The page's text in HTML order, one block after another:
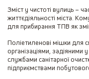
Зміст у чистоті вулиць –
життєдіяльності міста.
для прибирання ТПВ як
Поліетиленові мішки для
організаціями, задіяними у
службами санітарної
підприємствами